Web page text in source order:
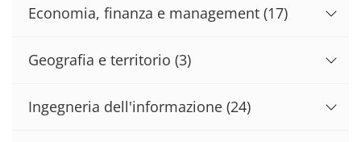
Economia, finanza e management (17)
Geografia e territorio (3)
Ingegneria dell'informazione (24)